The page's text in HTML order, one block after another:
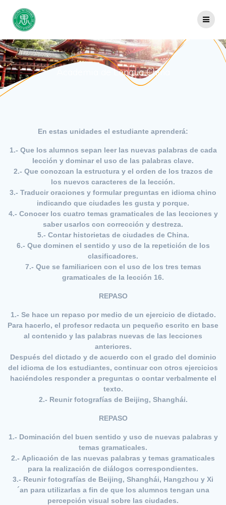
Academia de Lengua China
En estas unidades el estudiante aprenderá:
1.- Que los alumnos sepan leer las nuevas palabras de cada
lección y dominar el uso de las palabras clave.
2.- Que conozcan la estructura y el orden de los trazos de
los nuevos caracteres de la lección.
3.- Traducir oraciones y formular preguntas en idioma chino
indicando que ciudades les gusta y porque.
4.- Conocer los cuatro temas gramaticales de las lecciones y
saber usarlos con corrección y destreza.
5.- Contar historietas de ciudades de China.
6.- Que dominen el sentido y uso de la repetición de los
clasificadores.
7.- Que se familiaricen con el uso de los tres temas
gramaticales de la lección 16.
REPASO
1.- Se hace un repaso por medio de un ejercicio de dictado.
Para hacerlo, el profesor redacta un pequeño escrito en base
al contenido y las palabras nuevas de las lecciones
anteriores.
Después del dictado y de acuerdo con el grado del dominio
del idioma de los estudiantes, continuar con otros ejercicios
haciéndoles responder a preguntas o contar verbalmente el
texto.
2.- Reunir fotografías de Beijing, Shanghái.
REPASO
1.- Dominación del buen sentido y uso de nuevas palabras y
temas gramaticales.
2.- Aplicación de las nuevas palabras y temas gramaticales
para la realización de diálogos correspondientes.
3.- Reunir fotografías de Beijing, Shanghái, Hangzhou y Xi
´an para utilizarlas a fin de que los alumnos tengan una
percepción visual sobre las ciudades.